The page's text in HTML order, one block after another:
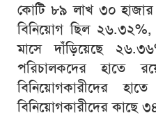
কোটি ৮৯ লাখ ৩০ হাজার
বিনিয়োগ ছিল ২৬.৩২%,
মাসে দাঁড়িয়েছে
পরিচালকদের হাতে
বিনিয়োগকারীদের
বিনিয়োগকারীদের কাছে